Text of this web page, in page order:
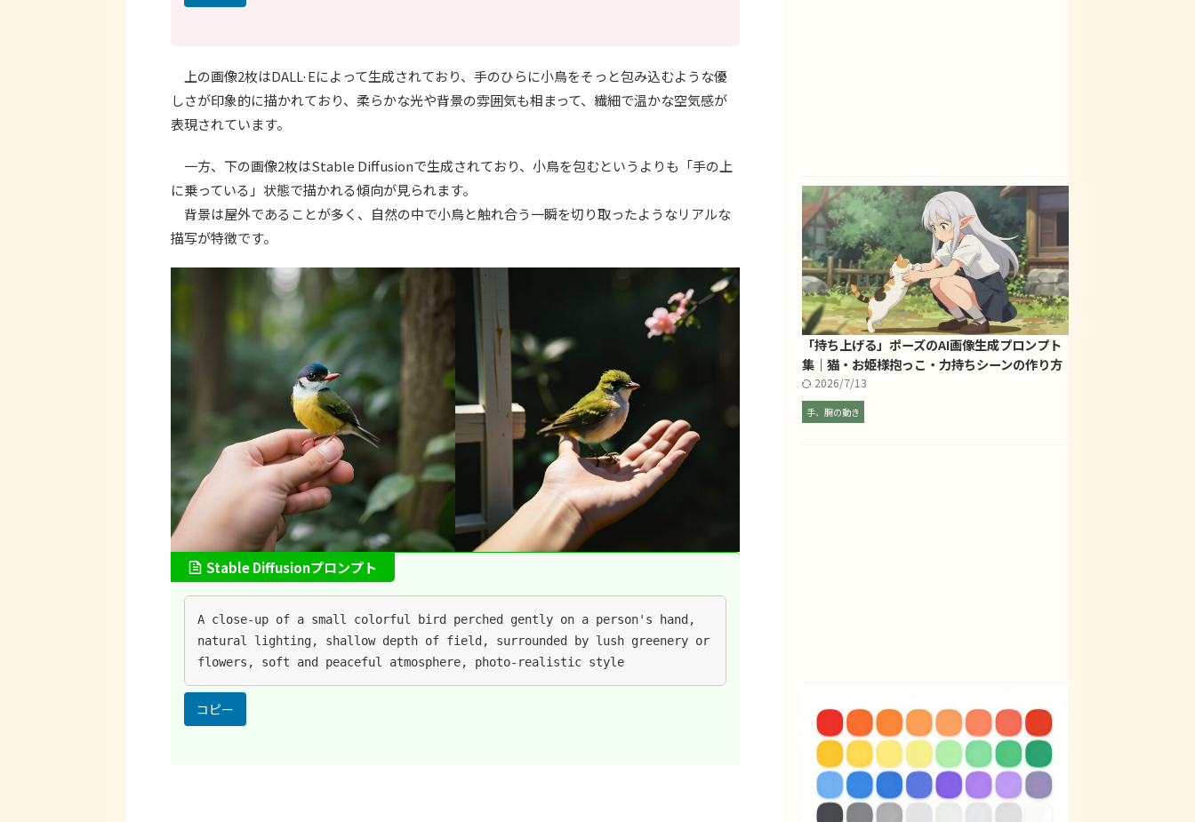
上の画像2枚はDALL·Eによって生成されており、手のひらに小鳥をそっと包み込むような優
しさが印象的に描かれており、柔らかな光や背景の雰囲気も相まって、繊細で温かな空気感が
表現されています。
一方、下の画像2枚はStable Diffusionで生成されており、小鳥を包むというよりも「手の上
に乗っている」状態で描かれる傾向が見られます。
背景は屋外であることが多く、自然の中で小鳥と触れ合う一瞬を切り取ったようなリアルな
描写が特徴です。
Stable Diffusionプロンプト
A close-up of a small colorful bird perched gently on a person's hand,
natural lighting, shallow depth of field, surrounded by lush greenery or
flowers, soft and peaceful atmosphere, photo-realistic style
コピー
「持ち上げる」ポーズのAI画像生成プロンプト
集｜猫・お姫様抱っこ・力持ちシーンの作り方
2026/7/13
手、腕の動き